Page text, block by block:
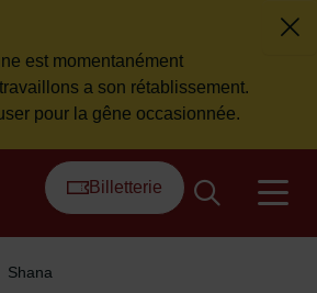
est momentanément
a son rétablissement.
pour la gêne occasionnée.
à l'accueil
Billetterie
Shana